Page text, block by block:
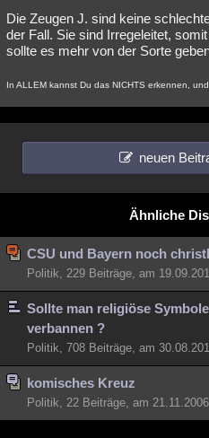
Die Zeugen J. sind keine
der Fall. Sie sind Irregeleitet,
sollte es mehr von der Sorte
In ALLEM kannst Du das NICHTS erkennen,
neuen
Ähnliche
CSU und Bayern noch
Politik, 229 Beiträge, am
Sollte man religiöse
verbannen ?
Politik, 708 Beiträge, am
komisches Kreuz
Politik, 22 Beiträge, am